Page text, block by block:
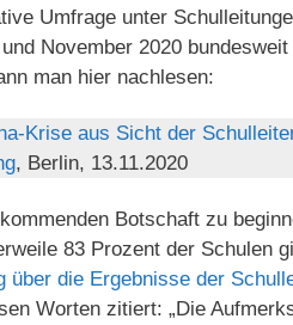
Umfrage unter
November 2020
man hier nachlesen:
Krise aus Sicht der
, Berlin, 13.11.2020
Botschaft zu
83 Prozent der Schulen
über die Ergebnisse der
Worten zitiert: „Die